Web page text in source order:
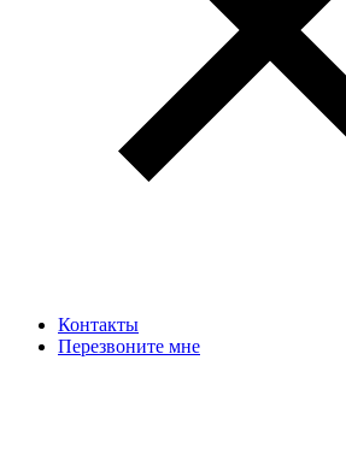
Контакты
Перезвоните мне